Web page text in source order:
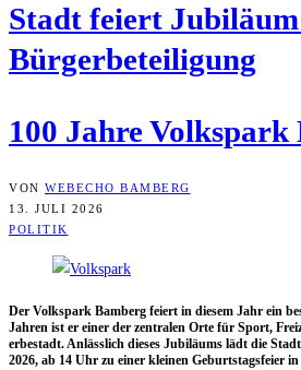
Stadt fei­ert
Bürgerbeteiligung
100 Jah­re Volks­park
VON WEBECHO BAMBERG
13. JULI 2026
POLITIK
Der Volks­park Bam­berg fei­ert in die­sem Jahr ein
Jah­ren ist er einer der zen­tra­len Orte für Sport,
erbe­stadt. Anläss­lich die­ses Jubi­lä­ums lädt die
2026, ab 14 Uhr zu einer klei­nen Geburts­tags­fei­er